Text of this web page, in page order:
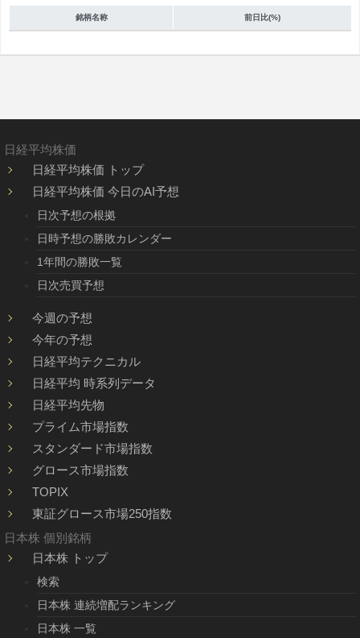
銘柄名称 前日比(%)
日経平均株価
日経平均株価 トップ
日経平均株価 今日のAI予想
日次予想の根拠
日時予想の勝敗カレンダー
1年間の勝敗一覧
日次売買予想
今週の予想
今年の予想
日経平均テクニカル
日経平均 時系列データ
日経平均先物
プライム市場指数
スタンダード市場指数
グロース市場指数
TOPIX
東証グロース市場250指数
日本株 個別銘柄
日本株 トップ
検索
日本株 連続増配ランキング
日本株 一覧